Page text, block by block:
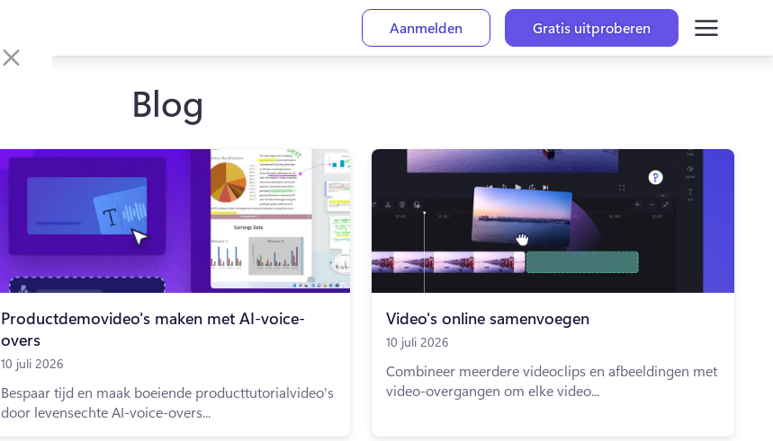
Aanmelden
Gratis uitproberen
Blog
Productdemovideo's maken met AI-voice-
overs
10 juli 2026
Bespaar tijd en maak boeiende producttutorialvideo's
door levensechte AI-voice-overs...
Video's online samenvoegen
10 juli 2026
Combineer meerdere videoclips en afbeeldingen met
video-overgangen om elke video...